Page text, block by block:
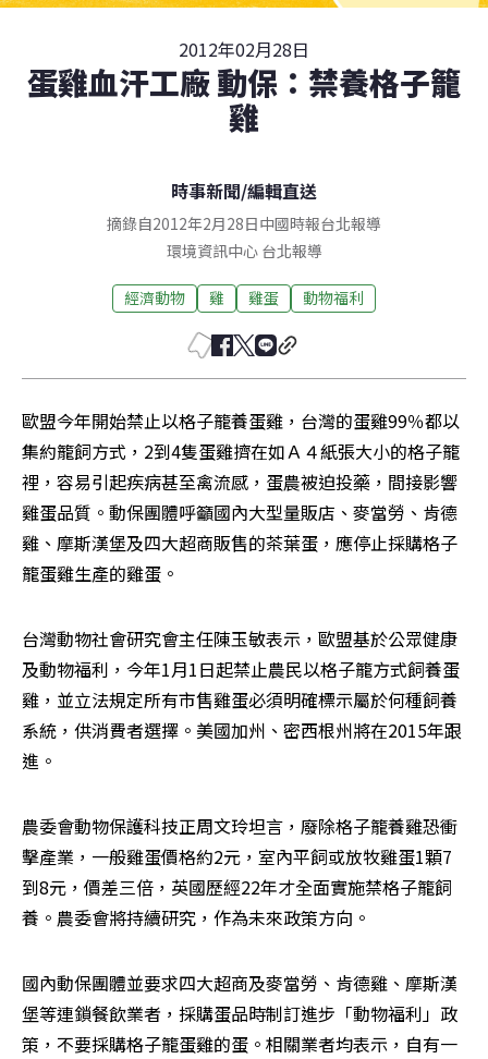
2012年02月28日
蛋雞血汗工廠 動保：禁養格子籠
雞
時事新聞/編輯直送
摘錄自2012年2月28日中國時報台北報導
環境資訊中心 台北報導
經濟動物 雞 雞蛋 動物福利
歐盟今年開始禁止以格子籠養蛋雞，台灣的蛋雞99％都以
集約籠飼方式，2到4隻蛋雞擠在如Ａ４紙張大小的格子籠
裡，容易引起疾病甚至禽流感，蛋農被迫投藥，間接影響
雞蛋品質。動保團體呼籲國內大型量販店、麥當勞、肯德
雞、摩斯漢堡及四大超商販售的茶葉蛋，應停止採購格子
籠蛋雞生產的雞蛋。
台灣動物社會研究會主任陳玉敏表示，歐盟基於公眾健康
及動物福利，今年1月1日起禁止農民以格子籠方式飼養蛋
雞，並立法規定所有市售雞蛋必須明確標示屬於何種飼養
系統，供消費者選擇。美國加州、密西根州將在2015年跟
進。
農委會動物保護科技正周文玲坦言，廢除格子籠養雞恐衝
擊產業，一般雞蛋價格約2元，室內平飼或放牧雞蛋1顆7
到8元，價差三倍，英國歷經22年才全面實施禁格子籠飼
養。農委會將持續研究，作為未來政策方向。
國內動保團體並要求四大超商及麥當勞、肯德雞、摩斯漢
堡等連鎖餐飲業者，採購蛋品時制訂進步「動物福利」政
策，不要採購格子籠蛋雞的蛋。相關業者均表示，自有一